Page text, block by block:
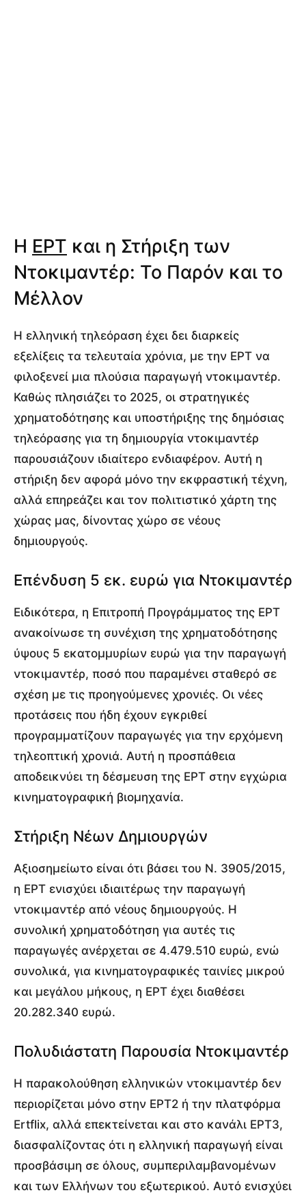
Η ΕΡΤ και η Στήριξη των
Ντοκιμαντέρ: Το Παρόν και το
Μέλλον
Η ελληνική τηλεόραση έχει δει διαρκείς
εξελίξεις τα τελευταία χρόνια, με την ΕΡΤ να
φιλοξενεί μια πλούσια παραγωγή ντοκιμαντέρ.
Καθώς πλησιάζει το 2025, οι στρατηγικές
χρηματοδότησης και υποστήριξης της δημόσιας
τηλεόρασης για τη δημιουργία ντοκιμαντέρ
παρουσιάζουν ιδιαίτερο ενδιαφέρον. Αυτή η
στήριξη δεν αφορά μόνο την εκφραστική τέχνη,
αλλά επηρεάζει και τον πολιτιστικό χάρτη της
χώρας μας, δίνοντας χώρο σε νέους
δημιουργούς.
Επένδυση 5 εκ. ευρώ για Ντοκιμαντέρ
Ειδικότερα, η Επιτροπή Προγράμματος της ΕΡΤ
ανακοίνωσε τη συνέχιση της χρηματοδότησης
ύψους 5 εκατομμυρίων ευρώ για την παραγωγή
ντοκιμαντέρ, ποσό που παραμένει σταθερό σε
σχέση με τις προηγούμενες χρονιές. Οι νέες
προτάσεις που ήδη έχουν εγκριθεί
προγραμματίζουν παραγωγές για την ερχόμενη
τηλεοπτική χρονιά. Αυτή η προσπάθεια
αποδεικνύει τη δέσμευση της ΕΡΤ στην εγχώρια
κινηματογραφική βιομηχανία.
Στήριξη Νέων Δημιουργών
Αξιοσημείωτο είναι ότι βάσει του Ν. 3905/2015,
η ΕΡΤ ενισχύει ιδιαιτέρως την παραγωγή
ντοκιμαντέρ από νέους δημιουργούς. Η
συνολική χρηματοδότηση για αυτές τις
παραγωγές ανέρχεται σε 4.479.510 ευρώ, ενώ
συνολικά, για κινηματογραφικές ταινίες μικρού
και μεγάλου μήκους, η ΕΡΤ έχει διαθέσει
20.282.340 ευρώ.
Πολυδιάστατη Παρουσία Ντοκιμαντέρ
Η παρακολούθηση ελληνικών ντοκιμαντέρ δεν
περιορίζεται μόνο στην ΕΡΤ2 ή την πλατφόρμα
Ertflix, αλλά επεκτείνεται και στο κανάλι ΕΡΤ3,
διασφαλίζοντας ότι η ελληνική παραγωγή είναι
προσβάσιμη σε όλους, συμπεριλαμβανομένων
και των Ελλήνων του εξωτερικού. Αυτό ενισχύει